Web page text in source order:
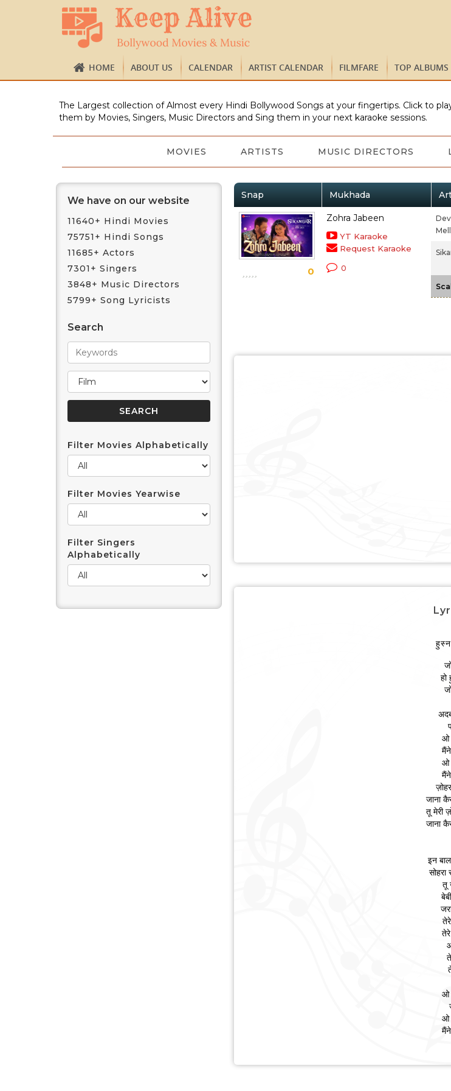
HOME ABOUT US CALENDAR ARTIST CALENDAR FILMFARE TOP ALBUMS
The Largest collection of Almost every Hindi Bollywood Songs at your fingertips. Click to
them by Movies, Singers, Music Directors and Sing them in your next karaoke sessions.
MOVIES ARTISTS MUSIC DIRECTORS
We have on our website
11640+ Hindi Movies
75751+ Hindi Songs
11685+ Actors
7301+ Singers
3848+ Music Directors
5799+ Song Lyricists
Search
Filter Movies Alphabetically
Filter Movies Yearwise
Filter Singers
Alphabetically
Snap Mukhada
0
Zohra Jabeen
YT Karaoke
Request Karaoke
0
हुस्न
हो
ओ
ओ
जाना
तू मेरी
जाना
इन
तू
ओ
ओ